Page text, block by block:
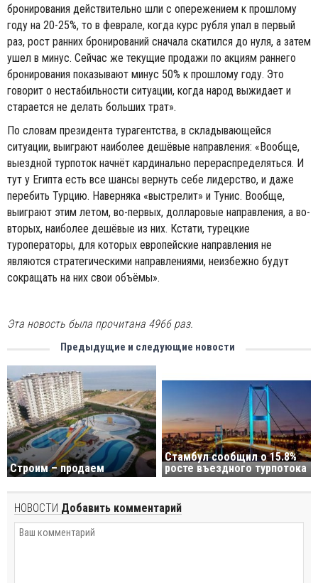
бронирования действительно шли с опережением к прошлому
году на 20-25%, то в феврале, когда курс рубля упал в первый
раз, рост ранних бронирований сначала скатился до нуля, а затем
ушел в минус. Сейчас же текущие продажи по акциям раннего
бронирования показывают минус 50% к прошлому году. Это
говорит о нестабильности ситуации, когда народ выжидает и
старается не делать больших трат».
По словам президента турагентства, в складывающейся
ситуации, выиграют наиболее дешёвые направления: «Вообще,
выездной турпоток начнёт кардинально перераспределяться. И
тут у Египта есть все шансы вернуть себе лидерство, и даже
перебить Турцию. Наверняка «выстрелит» и Тунис. Вообще,
выиграют этим летом, во-первых, долларовые направления, а во-
вторых, наиболее дешёвые из них. Кстати, турецкие
туроператоры, для которых европейские направления не
являются стратегическими направлениями, неизбежно будут
сокращать на них свои объёмы».
Эта новость была прочитана 4966 раз.
Предыдущие и следующие новости
Строим – продаем
Стамбул сообщил о 15.8%
росте въездного турпотока
НОВОСТИ Добавить комментарий